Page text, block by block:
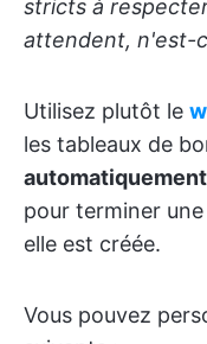
stricts à
attendent, n'est-
Utilisez plutôt le
les tableaux de
automatiquement
pour terminer
elle est créée.
Vous pouvez